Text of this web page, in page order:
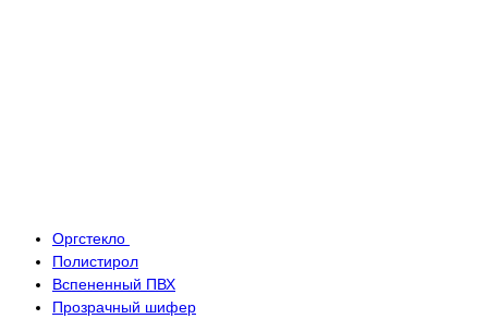
Оргстекло
Полистирол
Вспененный ПВХ
Прозрачный шифер